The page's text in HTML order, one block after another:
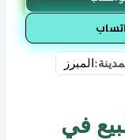
المبرز
في